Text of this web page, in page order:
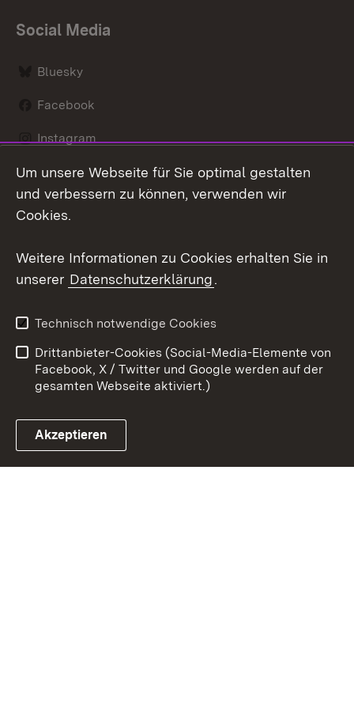
Social Media
Bluesky
Facebook
Instagram
LinkedIn
Link zum Landesportal
Datenschutz
Barrierefreiheit
Impressum
Cookies
Um unsere Webseite für Sie optimal gestalten
und verbessern zu können, verwenden wir
Cookies.
Weitere Informationen zu Cookies erhalten Sie in
unserer Datenschutzerklärung.
Technisch notwendige Cookies
Drittanbieter-Cookies (Social-Media-Elemente von
Facebook, X / Twitter und Google werden auf der
gesamten Webseite aktiviert.)
Akzeptieren